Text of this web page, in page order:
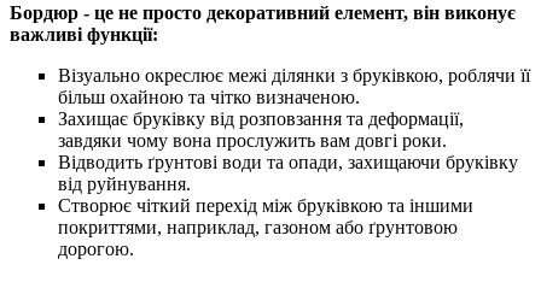
Бордюр - це не просто декоративний елемент, він виконує
важливі функції:
Візуально окреслює межі ділянки з бруківкою, роблячи її
більш охайною та чітко визначеною.
Захищає бруківку від розповзання та деформації,
завдяки чому вона прослужить вам довгі роки.
Відводить ґрунтові води та опади, захищаючи бруківку
від руйнування.
Створює чіткий перехід між бруківкою та іншими
покриттями, наприклад, газоном або ґрунтовою
дорогою.